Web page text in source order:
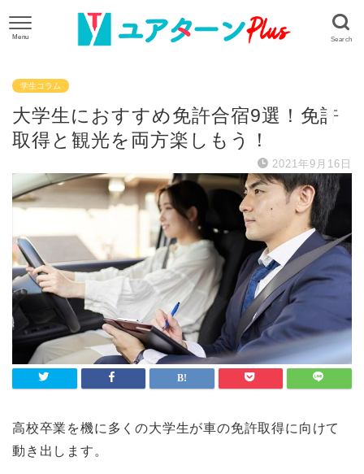
学生コラム
大学生におすすめ免許合宿9選！免許
取得と観光を両方楽しもう！
2021年9月16日
高校卒業を機に多くの大学生が車の免許取得に向けて
動き出します。